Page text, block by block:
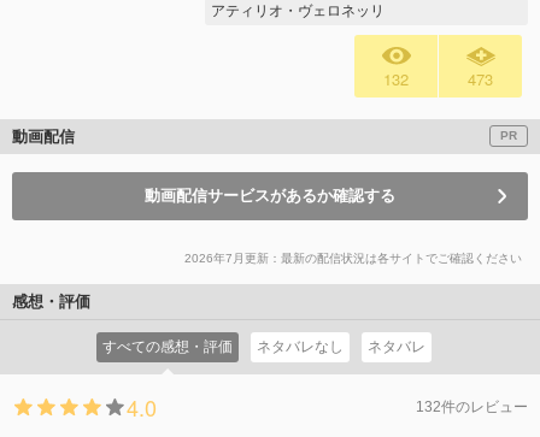
アティリオ・ヴェロネッリ
132 473
動画配信 PR
動画配信サービスがあるか確認する
2026年7月更新：最新の配信状況は各サイトでご確認ください
感想・評価
すべての感想・評価 ネタバレなし ネタバレ
4.0 132件のレビュー